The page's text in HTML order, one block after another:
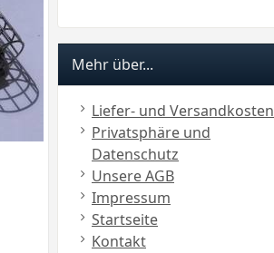
Mehr über...
Liefer- und Versandkosten
Privatsphäre und
Datenschutz
Unsere AGB
Impressum
Startseite
Kontakt